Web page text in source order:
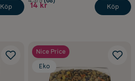
Köp 14 kr Köp
Nice Price
Eko